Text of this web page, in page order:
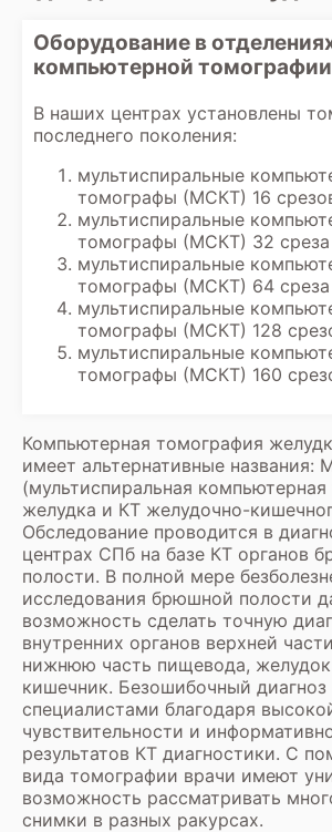
клиники. В некоторых
возможна консультация с
результатов.
Оборудование в
компьютерной томографии
В наших центрах установлены
последнего поколения:
мультиспиральные
томографы (МСКТ) 16
мультиспиральные
томографы (МСКТ) 32 среза
мультиспиральные
томографы (МСКТ) 64 среза
мультиспиральные
томографы (МСКТ) 128
мультиспиральные
томографы (МСКТ) 160
Компьютерная томография
имеет альтернативные названия:
(мультиспиральная
желудка и КТ желудочно-
Обследование проводится в
центрах СПб на базе КТ органов
полости. В полной мере
исследования брюшной полости
возможность сделать точную
внутренних органов верхней
нижнюю часть пищевода,
кишечник. Безошибочный диагноз
специалистами благодаря
чувствительности и
результатов КТ диагностики. С
вида томографии врачи имеют
возможность рассматривать
снимки в разных ракурсах.